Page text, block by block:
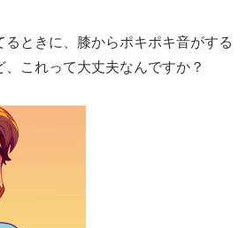
るときに、膝からポキポキ音がする
、これって大丈夫なんですか？